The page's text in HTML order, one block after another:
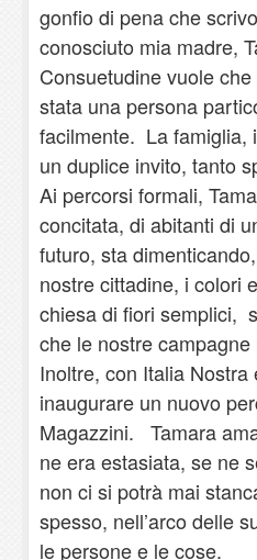
gonfio di pena che
conosciuto mia madre,
Consuetudine vuole
stata una persona
facilmente. La famiglia,
un duplice invito, tanto
Ai percorsi formali,
concitata, di abitanti di
futuro, sta
nostre cittadine, i colori
chiesa di fiori semplici,
che le nostre
Inoltre, con Italia
inaugurare un nuovo
Magazzini. Tamara
ne era estasiata, se ne
non ci si potrà mai
spesso, nell’arco delle
le persone e le cose.